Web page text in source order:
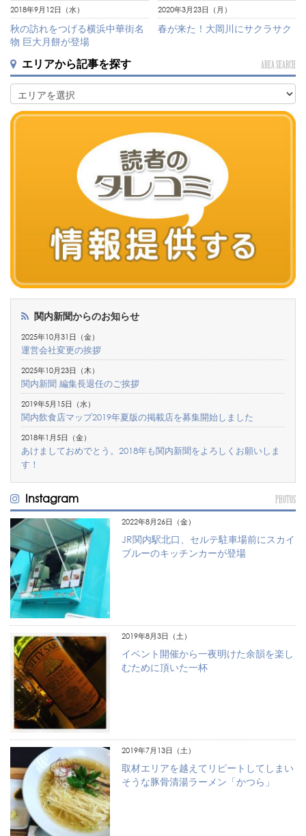
2018年9月12日（水）
秋の訪れをつげる横浜中華街名
物 巨大月餅が登場
2020年3月23日（月）
春が来た！大岡川にサクラサク
エリアから記事を探す AREA SEARCH
関内新聞からのお知らせ
2025年10月31日（金）
運営会社変更の挨拶
2025年10月23日（木）
関内新聞 編集長退任のご挨拶
2019年5月15日（水）
関内飲食店マップ2019年夏版の掲載店を募集開始しました
2018年1月5日（金）
あけましておめでとう。2018年も関内新聞をよろしくお願いしま
す！
Instagram PHOTOS
2022年8月26日（金）
JR関内駅北口、セルテ駐車場前にスカイ
ブルーのキッチンカーが登場
2019年8月3日（土）
イベント開催から一夜明けた余韻を楽し
むために頂いた一杯
2019年7月13日（土）
取材エリアを越えてリピートしてしまい
そうな豚骨清湯ラーメン「かつら」